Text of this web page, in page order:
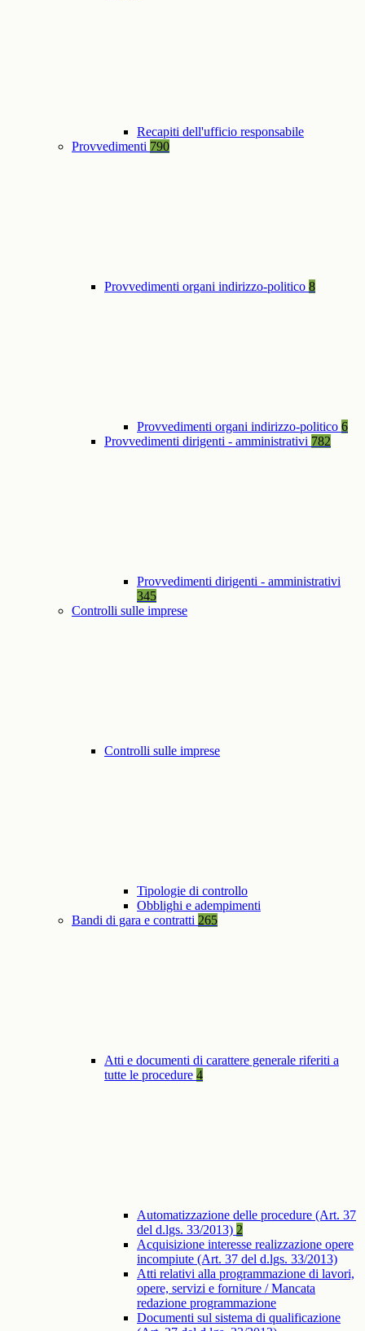
Recapiti dell'ufficio responsabile
Provvedimenti 790
Provvedimenti organi indirizzo-politico 8
Provvedimenti organi indirizzo-politico 6
Provvedimenti dirigenti - amministrativi 782
Provvedimenti dirigenti - amministrativi
345
Controlli sulle imprese
Controlli sulle imprese
Tipologie di controllo
Obblighi e adempimenti
Bandi di gara e contratti 265
Atti e documenti di carattere generale riferiti a
tutte le procedure 4
Automatizzazione delle procedure (Art. 37
del d.lgs. 33/2013) 2
Acquisizione interesse realizzazione opere
incompiute (Art. 37 del d.lgs. 33/2013)
Atti relativi alla programmazione di lavori,
opere, servizi e forniture / Mancata
redazione programmazione
Documenti sul sistema di qualificazione